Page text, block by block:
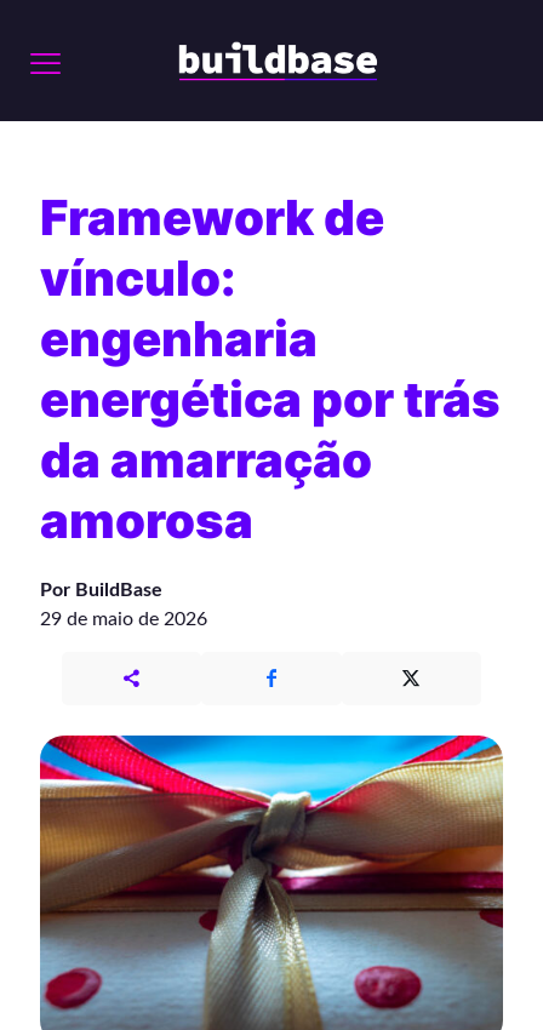
Framework de
vínculo:
engenharia
energética por trás
da amarração
amorosa
Por BuildBase
29 de maio de 2026